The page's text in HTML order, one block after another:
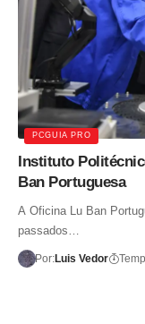
PCGUIA PRO
Instituto
Ban Portuguesa
A Oficina Lu Ban
passados…
Por:Luis Vedor